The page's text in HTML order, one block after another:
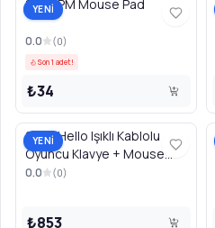
YENİ
8258 PM Mouse Pad
0.0 (0)
Son 1 adet!
₺34
YENİ
2573 Hello Işıklı Kablolu
Oyuncu Klavye + Mouse
Combo Set
0.0 (0)
₺853